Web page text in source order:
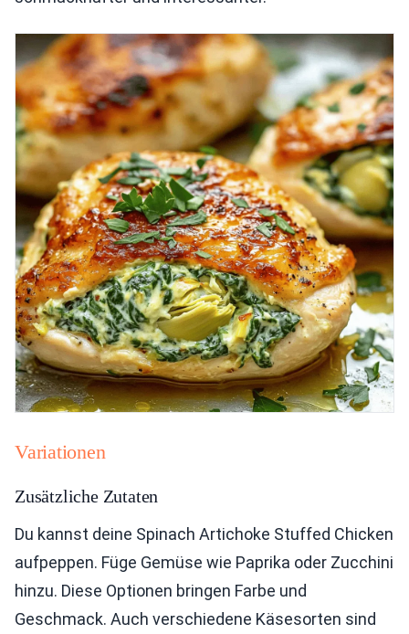
Variationen
Zusätzliche Zutaten
Du kannst deine Spinach Artichoke Stuffed Chicken
aufpeppen. Füge Gemüse wie Paprika oder Zucchini
hinzu. Diese Optionen bringen Farbe und
Geschmack. Auch verschiedene Käsesorten sind